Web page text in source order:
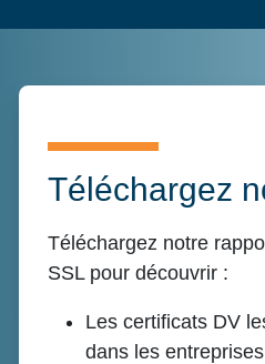
Téléchargez
Téléchargez notre
SSL pour découvrir :
Les certificats DV
dans les entreprises